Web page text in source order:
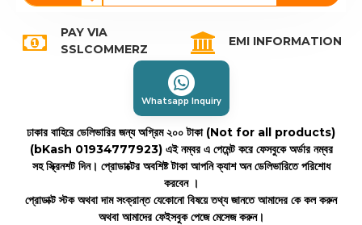
PAY VIA
SSLCOMMERZ
EMI INFORMATION
Whatsapp Inquiry
ঢাকার বাহিরে ডেলিভারির জন্য অগ্রিম ২০০ টাকা (Not for all products)
(bKash 01934777923) এই নম্বর এ পেমেন্ট করে ফেসবুকে অর্ডার নম্বর
সহ স্ক্রিনশট দিন। প্রোডাক্টের অবশিষ্ট টাকা আপনি ক্যাশ অন ডেলিভারিতে পরিশোধ
করবেন ।
প্রোডাক্ট স্টক অথবা দাম সংক্রান্ত যেকোনো বিষয়ে তথ্য জানতে আমাদের কে কল করুন
অথবা আমাদের ফেইসবুক পেজে মেসেজ করুন।